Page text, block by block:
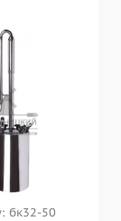
бк32-50